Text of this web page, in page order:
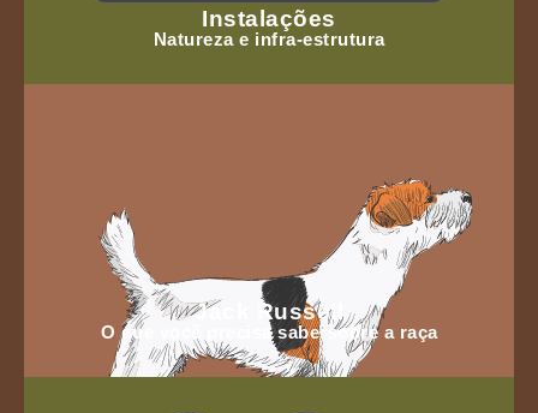
Instalações
Natureza e infra-estrutura
Jack Russell
O que você precisa sabersobre a raça